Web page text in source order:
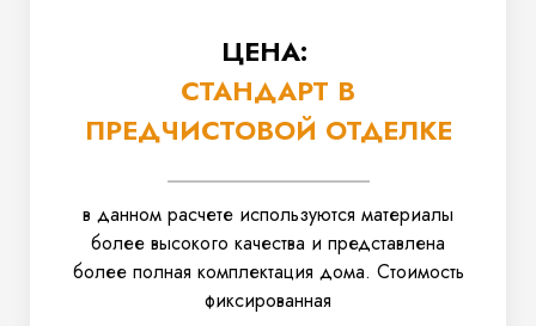
ЦЕНА:
СТАНДАРТ В
ПРЕДЧИСТОВОЙ ОТДЕЛКЕ
в данном расчете используются материалы
более высокого качества и представлена
более полная комплектация дома. Стоимость
фиксированная